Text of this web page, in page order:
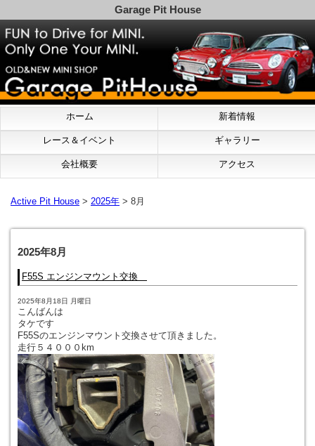
Garage Pit House
ホーム 新着情報
レース＆イベント ギャラリー
会社概要 アクセス
Active Pit House > 2025年 > 8月
2025年8月
F55S エンジンマウント交換
2025年8月18日 月曜日
こんばんは
タケです
F55Sのエンジンマウント交換させて頂きました。
走行５４０００km